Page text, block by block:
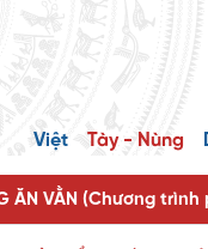
Việt Tày - Nùng
ĂN VẰN (Chương